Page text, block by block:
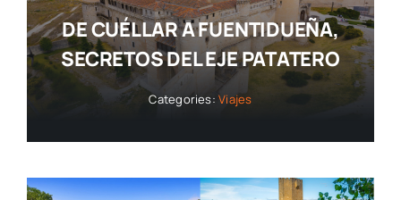
DE CUÉLLAR A FUENTIDUEÑA,
SECRETOS DEL EJE PATATERO
Categories:Viajes